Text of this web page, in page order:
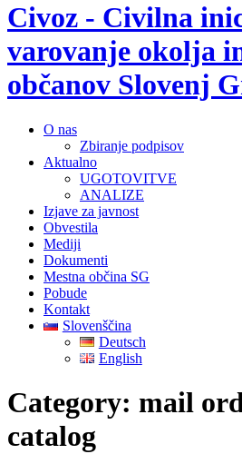
Civoz - Civilna
varovanje okolja
občanov Slovenj
O nas
Zbiranje podpisov
Aktualno
UGOTOVITVE
ANALIZE
Izjave za javnost
Obvestila
Mediji
Dokumenti
Mestna občina SG
Pobude
Kontakt
Slovenščina
Deutsch
English
Category: mail
catalog